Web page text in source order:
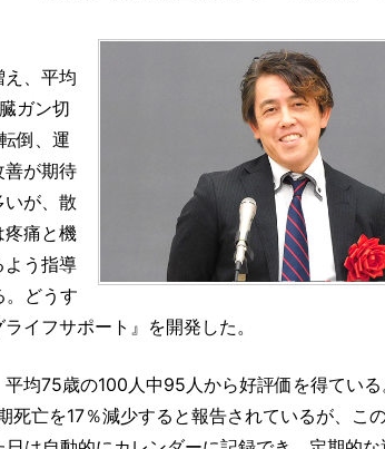
、平均
ガン切
倒、運
善が期待
が、散
疼痛と機
よう指導
。どうす
イフサポート』を開発した。
均75歳の100人中95人から好評価を得てい
死亡を17％減少すると報告されているが、こ